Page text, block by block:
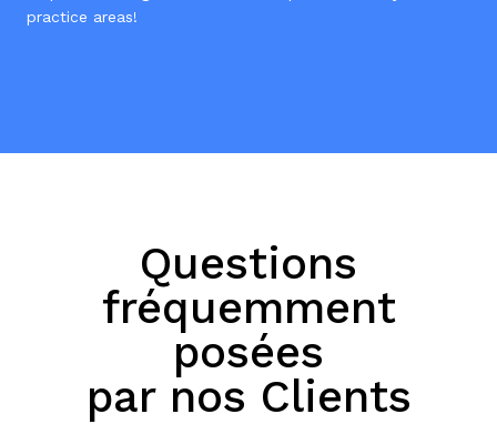
practice areas!
Questions
fréquemment
posées
par nos Clients